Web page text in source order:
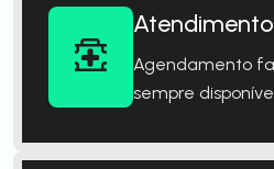
Agendamento
sempre